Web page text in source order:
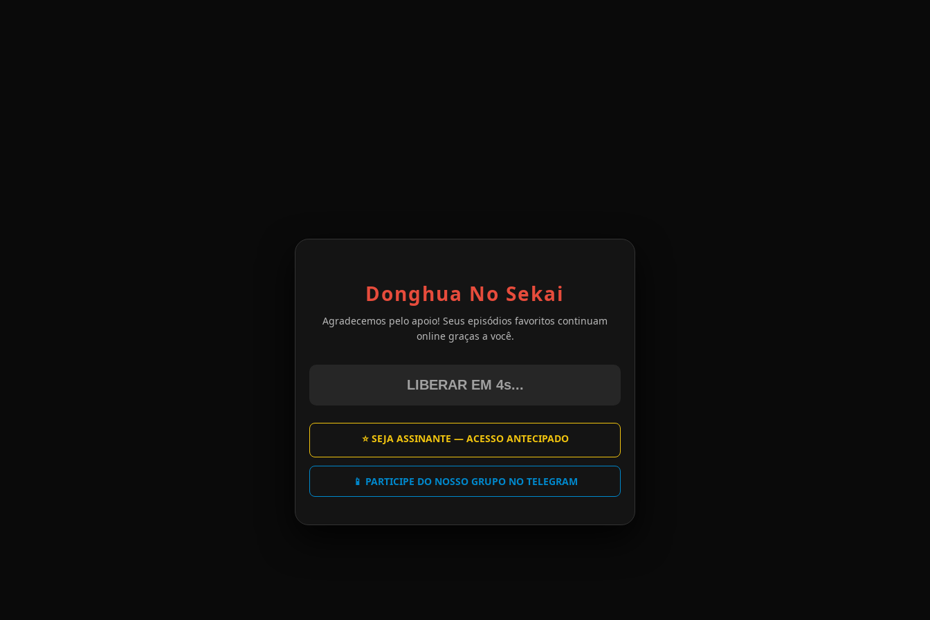
Donghua No Sekai
Agradecemos pelo apoio! Seus episódios favoritos continuam
online graças a você.
LIBERAR EM 4s...
⭐ SEJA ASSINANTE — ACESSO ANTECIPADO
📱 PARTICIPE DO NOSSO GRUPO NO TELEGRAM